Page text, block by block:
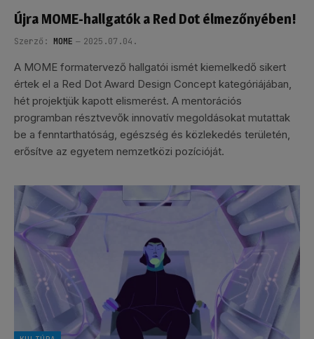
Újra MOME-hallgatók a Red Dot élmezőnyében!
Szerző: MOME 2025.07.04.
A MOME formatervező hallgatói ismét kiemelkedő sikert
értek el a Red Dot Award Design Concept kategóriájában,
hét projektjük kapott elismerést. A mentorációs
programban résztvevők innovatív megoldásokat mutattak
be a fenntarthatóság, egészség és közlekedés területén,
erősítve az egyetem nemzetközi pozícióját.